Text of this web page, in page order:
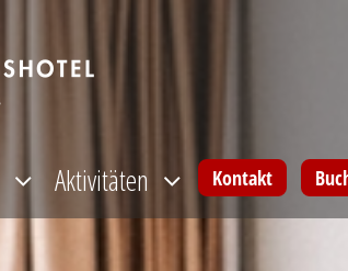
Aktivitäten Kontakt